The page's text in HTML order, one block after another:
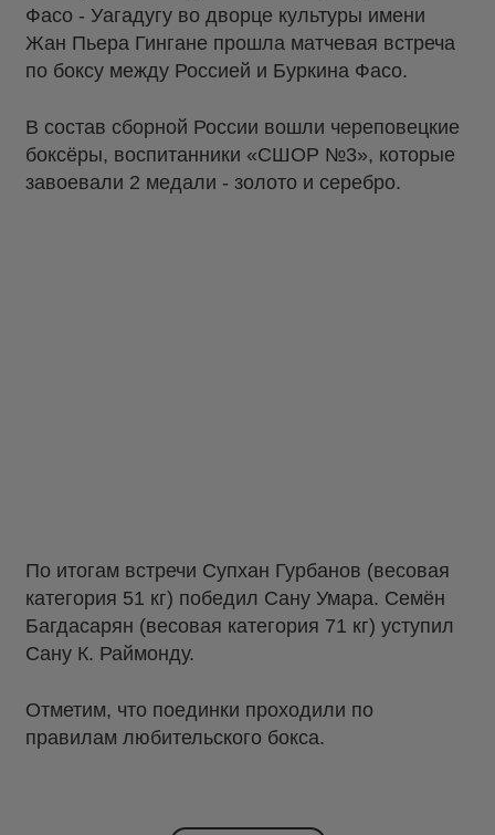
Фасо - Уагадугу во дворце культуры имени
Жан Пьера Гингане прошла матчевая встреча
по боксу между Россией и Буркина Фасо.
В состав сборной России вошли череповецкие
боксёры, воспитанники «СШОР №3», которые
завоевали 2 медали - золото и серебро.
По итогам встречи Супхан Гурбанов (весовая
категория 51 кг) победил Сану Умара. Семён
Багдасарян (весовая категория 71 кг) уступил
Сану К. Раймонду.
Отметим, что поединки проходили по
правилам любительского бокса.